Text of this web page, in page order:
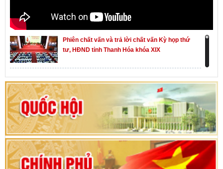
Phiên chất vấn và trả lời chất vấn Kỳ họp thứ
tư, HĐND tỉnh Thanh Hóa khóa XIX
Khai mạc kỳ họp thứ Nhất, Quốc hội khóa XVI
Hướng dẫn quy trình bỏ phiếu bầu cử ĐBQH
khoá XVI và đại biểu HĐND các cấp nhiệm kỳ
2026-2031
80 năm Quốc hội Việt Nam: vì lợi ích Nhân dân,
vì sự phát triển của đất nước